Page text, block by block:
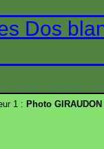
1 : Photo